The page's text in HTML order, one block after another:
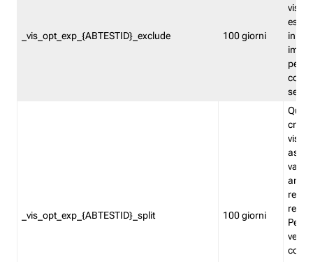
_vis_opt_exp_{ABTESTID}_exclude 100 giorni
in
_vis_opt_exp_{ABTESTID}_split 100 giorni